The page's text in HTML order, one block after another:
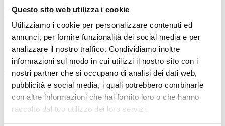
Questo sito web utilizza i cookie
Utilizziamo i cookie per personalizzare contenuti ed
annunci, per fornire funzionalità dei social media e per
analizzare il nostro traffico. Condividiamo inoltre
informazioni sul modo in cui utilizzi il nostro sito con i
nostri partner che si occupano di analisi dei dati web,
pubblicità e social media, i quali potrebbero combinarle
con altre informazioni che hai fornito loro o che hanno
raccolto dal tuo utilizzo dei loro servizi.
Accedi Registrati
Ortognatodonzia
Chi siamoFAQContatti